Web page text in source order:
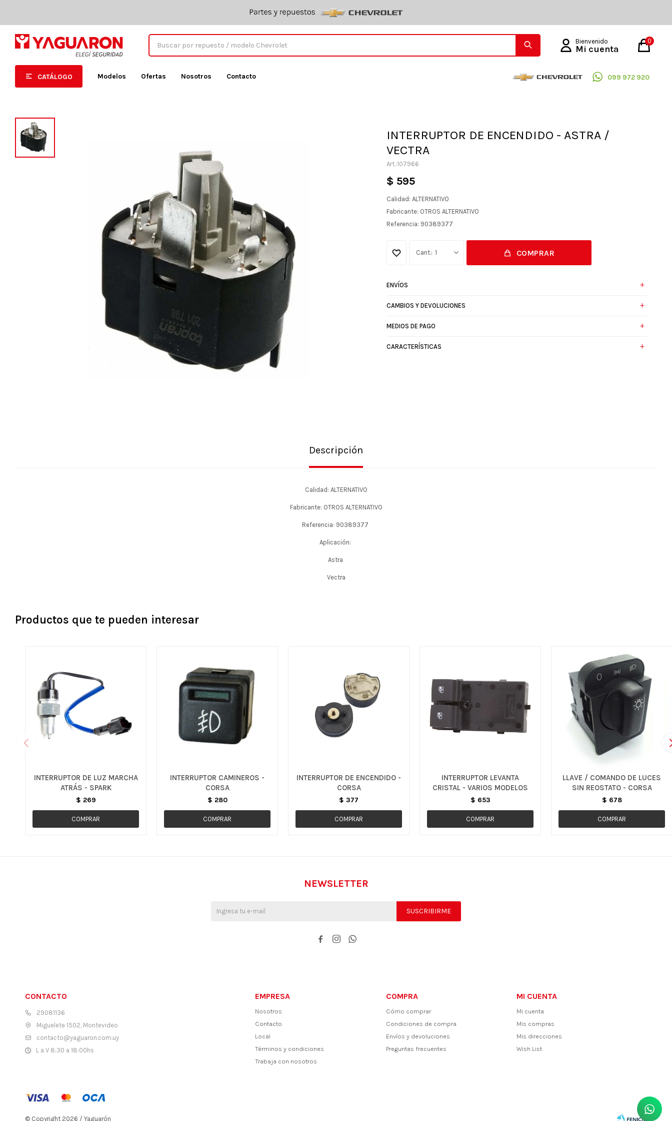
CATÁLOGO Modelos Ofertas Nosotros Contacto 099 972 920
0
INTERRUPTOR DE ENCENDIDO - ASTRA /
VECTRA
107966
$ 595
Calidad: ALTERNATIVO
Fabricante: OTROS ALTERNATIVO
Referencia: 90389377
1 COMPRAR
ENVÍOS
CAMBIOS Y DEVOLUCIONES
MEDIOS DE PAGO
CARACTERÍSTICAS
Descripción
Calidad: ALTERNATIVO
Fabricante: OTROS ALTERNATIVO
Referencia: 90389377
Aplicación:
Astra
Vectra
Productos que te pueden interesar
INTERRUPTOR DE LUZ MARCHA
ATRÁS - SPARK
$ 269
INTERRUPTOR CAMINEROS -
CORSA
$ 280
INTERRUPTOR DE ENCENDIDO -
CORSA
$ 377
INTERRUPTOR LEVANTA
CRISTAL - VARIOS MODELOS
$ 653
LLAVE / COMANDO DE LUCES
SIN REOSTATO - CORSA
$ 678
CONTACTO
29081136
Miguelete 1502, Montevideo
contacto@yaguaron.com.uy
L a V 8:30 a 18:00hs
EMPRESA
Nosotros
Contacto
Local
Términos y condiciones
Trabaja con nosotros
COMPRA
Cómo comprar
Condiciones de compra
Envíos y devoluciones
Preguntas frecuentes
MI CUENTA
Mi cuenta
Mis compras
Mis direcciones
Wish List
NEWSLETTER
SUSCRIBIRME
  
© Copyright 2026 / Yaguarón